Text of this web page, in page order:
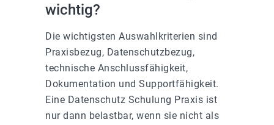
wichtig?
Die wichtigsten Auswahlkriterien sind
Praxisbezug, Datenschutzbezug,
technische Anschlussfähigkeit,
Dokumentation und Supportfähigkeit.
Eine Datenschutz Schulung Praxis ist
nur dann belastbar, wenn sie nicht als